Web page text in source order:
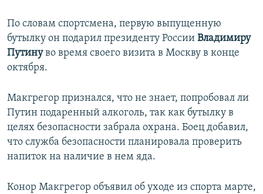
По словам спортсмена, первую выпущенную
бутылку он подарил президенту России Владимиру
Путинуво время своего визита в Москву в конце
октября.
Макгрегор признался, что не знает, попробовал ли
Путин подаренный алкоголь, так как бутылку в
целях безопасности забрала охрана. Боец добавил,
что служба безопасности планировала проверить
напиток на наличие в нем яда.
Конор Макгрегор объявил об уходе из спорта марте,